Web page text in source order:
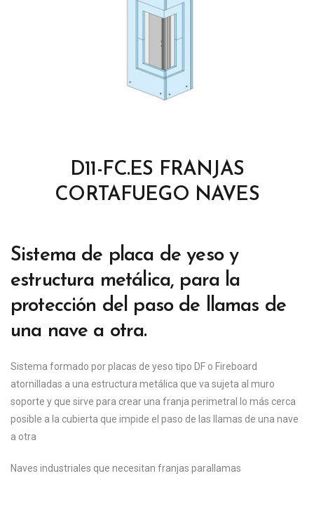
D11-FC.ES FRANJAS
CORTAFUEGO NAVES
Sistema de placa de yeso y
estructura metálica, para la
protección del paso de llamas de
una nave a otra.
Sistema formado por placas de yeso tipo DF o Fireboard
atornilladas a una estructura metálica que va sujeta al muro
soporte y que sirve para crear una franja perimetral lo más cerca
posible a la cubierta que impide el paso de las llamas de una nave
a otra
Naves industriales que necesitan franjas parallamas